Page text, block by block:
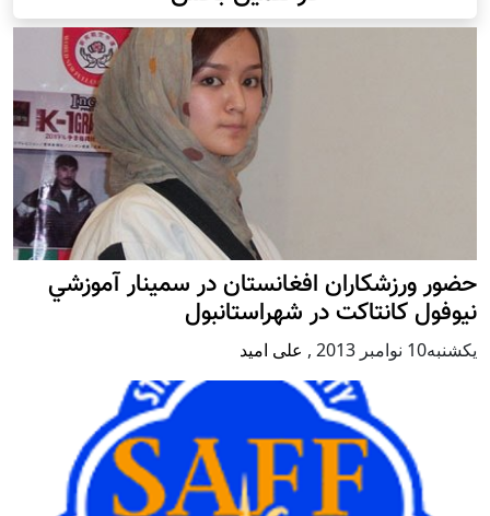
حضور ورزشکاران افغانستان در سمينار آموزشي
نيوفول كانتاكت در شهراستانبول
يكشنبه10 نوامبر 2013 , علی امید